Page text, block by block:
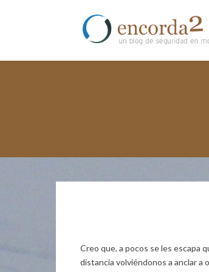
Creo que, a pocos se les escapa
distancia volviéndonos a anclar a